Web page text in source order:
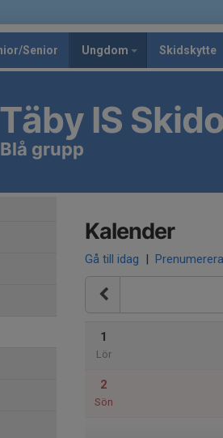
Senior Ungdom Skidskytte
Täby IS
Blå grupp
Kalender
Gå till idag | Prenumerera
1
Lör
2
Sön